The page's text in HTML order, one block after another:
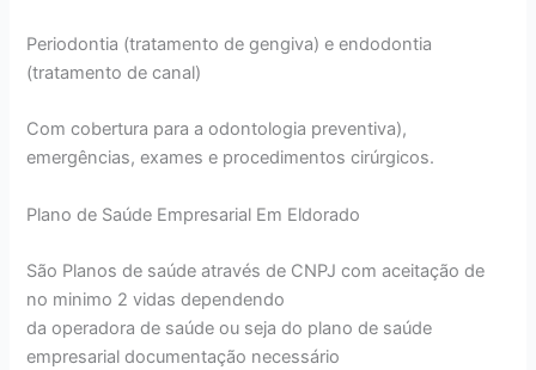
Periodontia (tratamento de gengiva) e endodontia
(tratamento de canal)
Com cobertura para a odontologia preventiva),
emergências, exames e procedimentos cirúrgicos.
Plano de Saúde Empresarial Em Eldorado
São Planos de saúde através de CNPJ com aceitação de
no minimo 2 vidas dependendo
da operadora de saúde ou seja do plano de saúde
empresarial documentação necessário